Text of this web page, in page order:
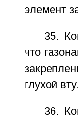
элемент
35.
что
глухой
36.